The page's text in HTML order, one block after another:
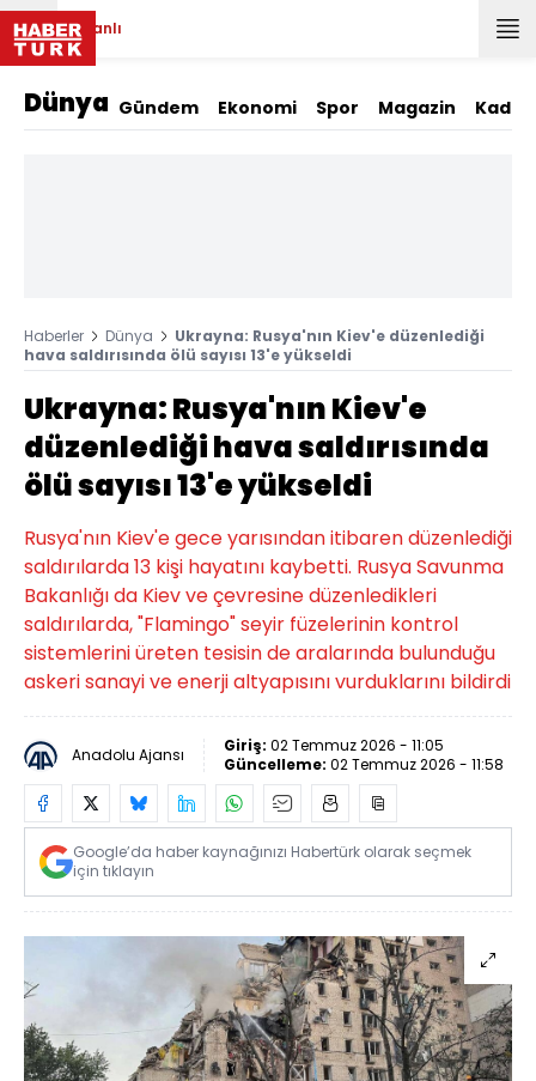
Canlı
Dünya Gündem Ekonomi Spor Magazin Kadın
Haberler Dünya
Ukrayna: Rusya'nın Kiev'e düzenlediği
hava saldırısında ölü sayısı 13'e yükseldi
Ukrayna: Rusya'nın Kiev'e
düzenlediği hava saldırısında
ölü sayısı 13'e yükseldi
Rusya'nın Kiev'e gece yarısından itibaren düzenlediği
saldırılarda 13 kişi hayatını kaybetti. Rusya Savunma
Bakanlığı da Kiev ve çevresine düzenledikleri
saldırılarda, "Flamingo" seyir füzelerinin kontrol
sistemlerini üreten tesisin de aralarında bulunduğu
askeri sanayi ve enerji altyapısını vurduklarını bildirdi
Anadolu Ajansı Giriş: 02 Temmuz 2026 - 11:05
Güncelleme: 02 Temmuz 2026 - 11:58
Google’da haber kaynağınızı Habertürk olarak seçmek
için tıklayın